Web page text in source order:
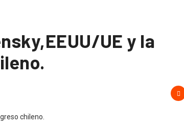
UE y la